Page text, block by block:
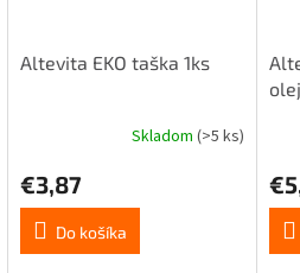
Altevita EKO taška 1ks
Skladom(>5 ks)
€3,87
Do košíka
je
5,0
z